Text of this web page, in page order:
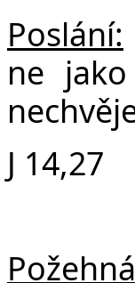
Poslání:
ne
J 14,27